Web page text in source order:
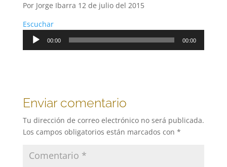
Por Jorge Ibarra 12 de julio del 2015
Escuchar
Reproductor
00:00 00:00
Enviar comentario
Tu dirección de correo electrónico no será publicada.
Los campos obligatorios están marcados con *